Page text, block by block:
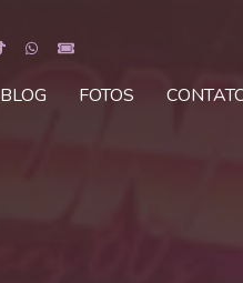
BLOG FOTOS